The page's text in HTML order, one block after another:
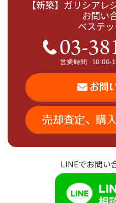
【新築】ガリシア
お問い
ベステ
LINEでお問い